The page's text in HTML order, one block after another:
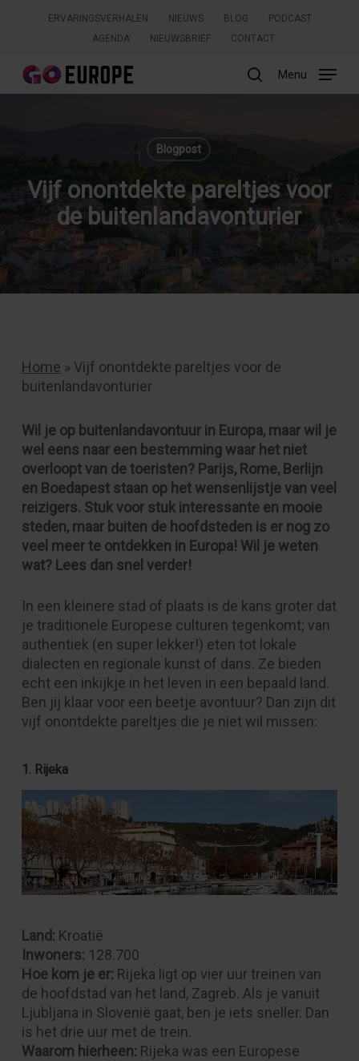
content
ERVARINGSVERHALEN NIEUWS BLOG
PODCAST
AGENDA
NIEUWSBRIEF CONTACT
search
Menu
Blogpost
Vijf onontdekte pareltjes voor
de buitenlandavonturier
Home » Vijf onontdekte pareltjes voor de
buitenlandavonturier
Wil je op buitenlandavontuur in Europa, maar wil je
wel eens naar een bestemming waar het niet
overloopt van de toeristen? Parijs, Rome, Berlijn
en Boedapest staan op het wensenlijstje van veel
reizigers. Stuk voor stuk interessante en mooie
steden, maar buiten de hoofdsteden is er nog zo
veel meer te ontdekken in Europa! Wil je weten
wat? Lees dan snel verder!
In een kleinere stad of plaats is de kans groter dat
je traditionele Europese culturen tegenkomt; van
authentiek (en super lekker!) eten tot lokale
dialecten en regionale kunst of dans. Ze bieden
echt een inkijkje in het leven in een bepaald land.
Ben jij klaar voor een beetje avontuur? Dan zijn dit
vijf onontdekte pareltjes die je niet wil missen:
1. Rijeka
Land: Kroatië
Inwoners: 128.700
Hoe kom je er: Rijeka ligt op vier uur treinen van
de hoofdstad van het land, Zagreb. Als je vanuit
Ljubljana in Slovenië gaat, ben je iets sneller. Dan
is het drie uur met de trein.
Waarom hierheen: Rijeka was een Europese